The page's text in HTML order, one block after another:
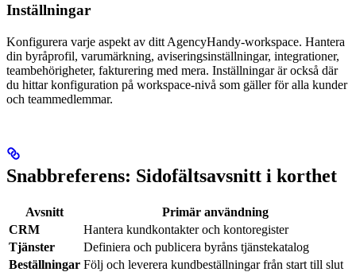
Inställningar
Konfigurera varje aspekt av ditt AgencyHandy-workspace. Hantera
din byråprofil, varumärkning, aviseringsinställningar, integrationer,
teambehörigheter, fakturering med mera. Inställningar är också där
du hittar konfiguration på workspace-nivå som gäller för alla kunder
och teammedlemmar.
Snabbreferens: Sidofältsavsnitt i korthet
Avsnitt
Primär användning
CRM
Hantera kundkontakter och kontoregister
Tjänster
Definiera och publicera byråns tjänstekatalog
Beställningar Följ och leverera kundbeställningar från start till slut